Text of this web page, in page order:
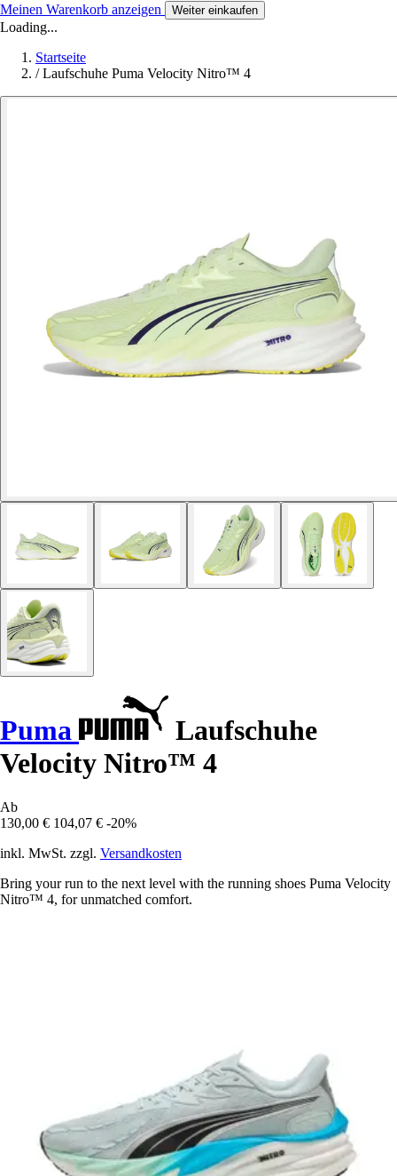
Meinen Warenkorb anzeigen Weiter einkaufen
Loading...
Startseite
/ Laufschuhe Puma Velocity Nitro™ 4
Puma
Laufschuhe
Velocity Nitro™ 4
Ab
130,00 € 104,07 € -20%
inkl. MwSt. zzgl. Versandkosten
Bring your run to the next level with the running shoes Puma Velocity
Nitro™ 4, for unmatched comfort.